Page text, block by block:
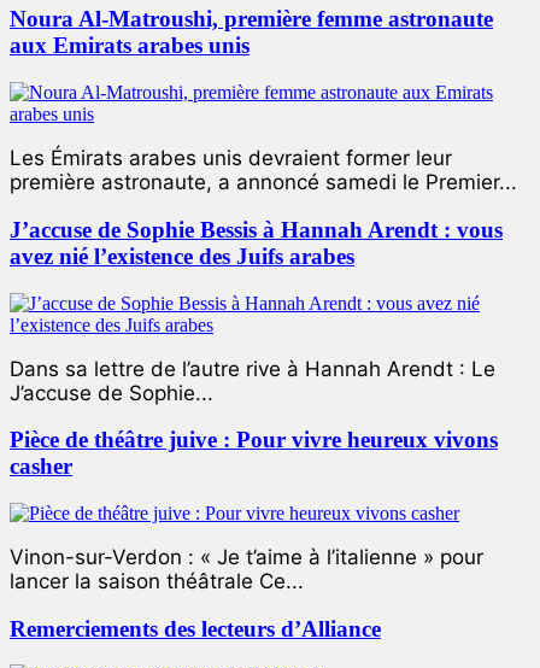
Noura Al-Matroushi, première femme astronaute
aux Emirats arabes unis
Les Émirats arabes unis devraient former leur
première astronaute, a annoncé samedi le Premier...
J’accuse de Sophie Bessis à Hannah Arendt : vous
avez nié l’existence des Juifs arabes
Dans sa lettre de l’autre rive à Hannah Arendt : Le
J’accuse de Sophie...
Pièce de théâtre juive : Pour vivre heureux vivons
casher
Vinon-sur-Verdon : « Je t’aime à l’italienne » pour
lancer la saison théâtrale Ce...
Remerciements des lecteurs d’Alliance